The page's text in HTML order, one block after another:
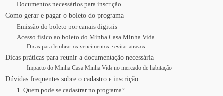
Documentos necessários para inscrição
Como gerar e pagar o boleto do programa
Emissão do boleto por canais digitais
Acesso físico ao boleto do Minha Casa Minha Vida
Dicas para lembrar os vencimentos e evitar atrasos
Dicas práticas para reunir a documentação necessária
Impacto do Minha Casa Minha Vida no mercado de habitação
Dúvidas frequentes sobre o cadastro e inscrição
1. Quem pode se cadastrar no programa?